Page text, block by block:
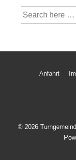
Anfahrt
© 2026